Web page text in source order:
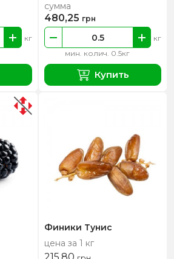
кг
мин. колич. 0.5кг
кг
сумма
480,25 грн
Купить
Финики Тунис
цена за 1 кг